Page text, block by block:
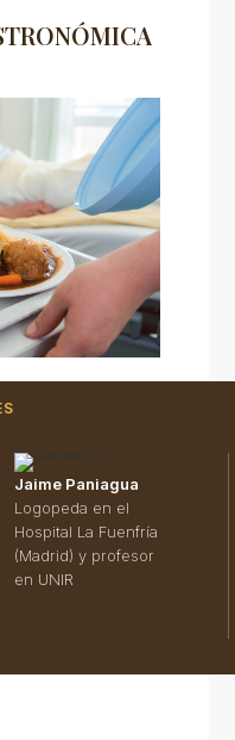
Jaime Paniagua
Logopeda en el
Hospital La Fuenfría
(Madrid) y profesor
en UNIR